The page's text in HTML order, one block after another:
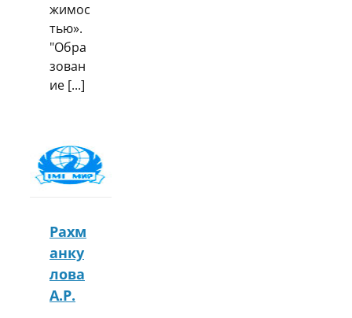
жимос
тью».
"Обра
зован
ие [...]
Рахм
анку
лова
А.Р.